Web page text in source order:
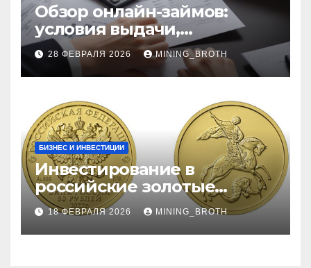
Обзор онлайн-займов:
условия выдачи,
процентные ставки и
требования к заемщикам
28 ФЕВРАЛЯ 2026 MINING_BROTH
БИЗНЕС И ИНВЕСТИЦИИ
Инвестирование в
российские золотые
монеты: подробное
руководство
18 ФЕВРАЛЯ 2026 MINING_BROTH